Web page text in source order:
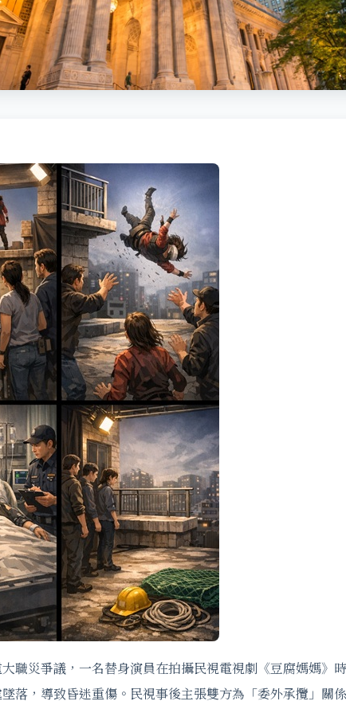
職災爭議，一名替身演員在拍攝民視電視劇《豆腐媽媽》
落，導致昏迷重傷。民視事後主張雙方為「委外承攬」關